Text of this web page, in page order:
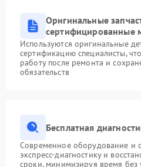
Оригинальные
сертифицированные
Используются оригинальные
сертификацию специалисты,
работу после ремонта и
обязательств
Бесплатная
Современное оборудование и
экспресс-диагностику и
сроки, минимизируя время без